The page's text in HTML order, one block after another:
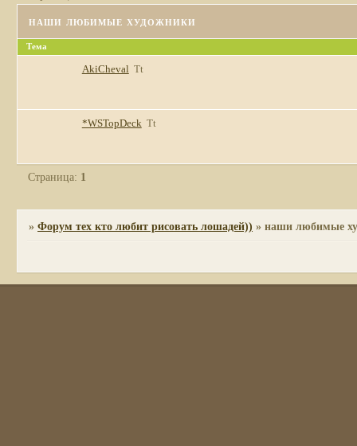
наши любимые художники
Тема
AkiCheval Tt
*WSTopDeck Tt
Страница: 1
»Форум тех кто любит рисовать лошадей)) »наши любимые